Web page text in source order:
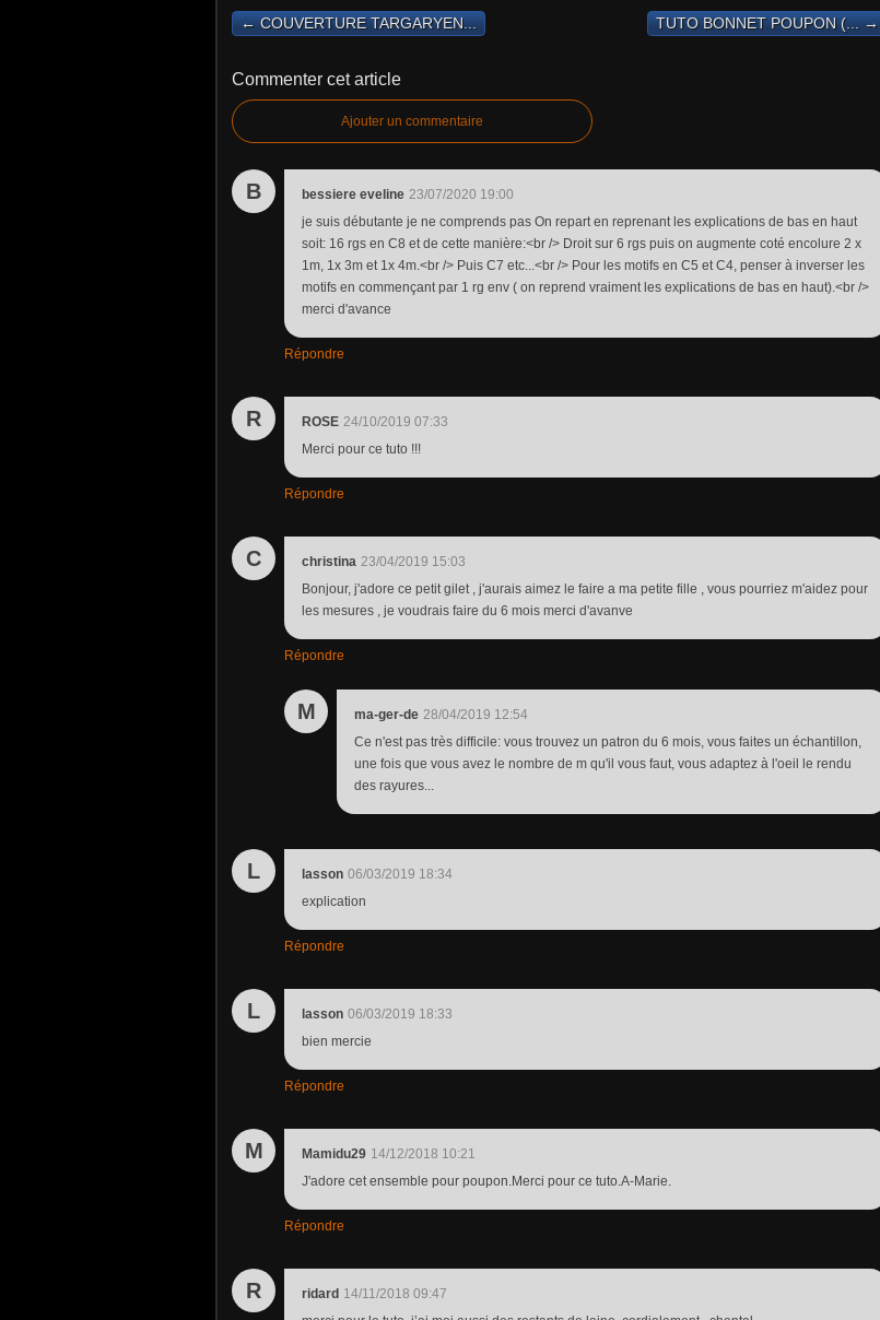
← COUVERTURE TARGARYEN... TUTO BONNET POUPON (... →
Commenter cet article
Ajouter un commentaire
B bessiere eveline 23/07/2020 19:00
je suis débutante je ne comprends pas On repart en reprenant les explications de bas en haut
soit: 16 rgs en C8 et de cette manière:<br /> Droit sur 6 rgs puis on augmente coté encolure 2 x
1m, 1x 3m et 1x 4m.<br /> Puis C7 etc...<br /> Pour les motifs en C5 et C4, penser à inverser les
motifs en commençant par 1 rg env ( on reprend vraiment les explications de bas en haut).<br />
merci d'avance
Répondre
R ROSE 24/10/2019 07:33
Merci pour ce tuto !!!
Répondre
C christina 23/04/2019 15:03
Bonjour, j'adore ce petit gilet , j'aurais aimez le faire a ma petite fille , vous pourriez m'aidez pour
les mesures , je voudrais faire du 6 mois merci d'avanve
Répondre
M ma-ger-de 28/04/2019 12:54
Ce n'est pas très difficile: vous trouvez un patron du 6 mois, vous faites un échantillon,
une fois que vous avez le nombre de m qu'il vous faut, vous adaptez à l'oeil le rendu
des rayures...
L lasson 06/03/2019 18:34
explication
Répondre
L lasson 06/03/2019 18:33
bien mercie
Répondre
M Mamidu29 14/12/2018 10:21
J'adore cet ensemble pour poupon.Merci pour ce tuto.A-Marie.
Répondre
R ridard 14/11/2018 09:47